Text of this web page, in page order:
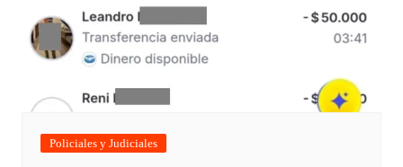
Policiales y Judiciales